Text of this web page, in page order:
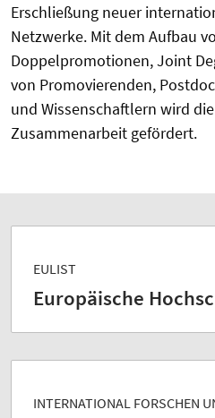
Erschließung neuer
Netzwerke. Mit dem Aufbau
Doppelpromotionen, Joint
von Promovierenden,
und Wissenschaftlern wird
Zusammenarbeit gefördert.
EULIST
Europäische
INTERNATIONAL FORSCHEN